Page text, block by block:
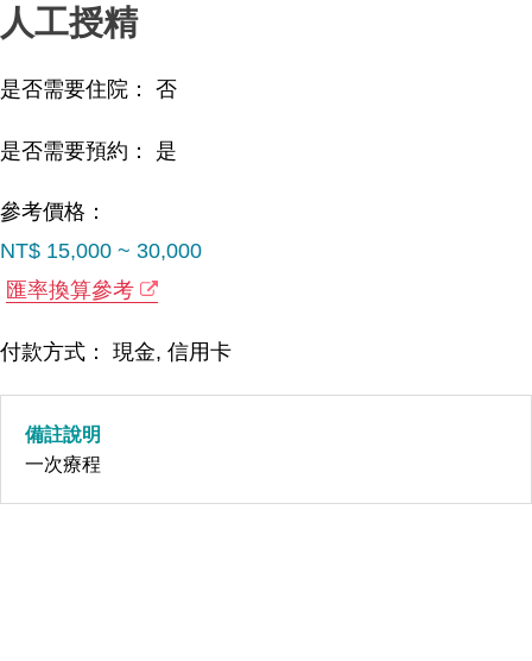
人工授精
是否需要住院： 否
是否需要預約： 是
參考價格：
NT$ 15,000 ~ 30,000
匯率換算參考
付款方式： 現金, 信用卡
備註說明
一次療程